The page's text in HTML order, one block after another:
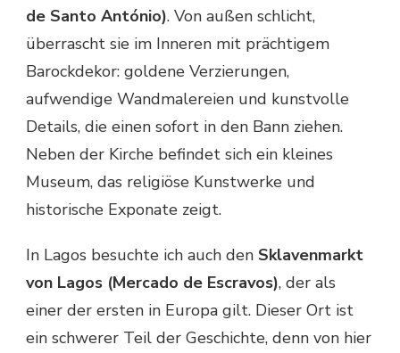
de Santo António). Von außen schlicht,
überrascht sie im Inneren mit prächtigem
Barockdekor: goldene Verzierungen,
aufwendige Wandmalereien und kunstvolle
Details, die einen sofort in den Bann ziehen.
Neben der Kirche befindet sich ein kleines
Museum, das religiöse Kunstwerke und
historische Exponate zeigt.
In Lagos besuchte ich auch den Sklavenmarkt
von Lagos (Mercado de Escravos), der als
einer der ersten in Europa gilt. Dieser Ort ist
ein schwerer Teil der Geschichte, denn von hier